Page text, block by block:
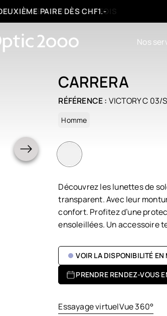
PAIEMENT : 3, 6 OU 12 FOIS
Nos
CARRERA
RÉFÉRENCE : VICTORY C 03/S
Homme
Découvrez les lunettes de
transparent. Avec leur
confort. Profitez d’une
ensoleillées. Un accessoire
VOIR LA DISPONIBILITÉ EN
PRENDRE RENDEZ-VOUS
Essayage virtuelVue 360°